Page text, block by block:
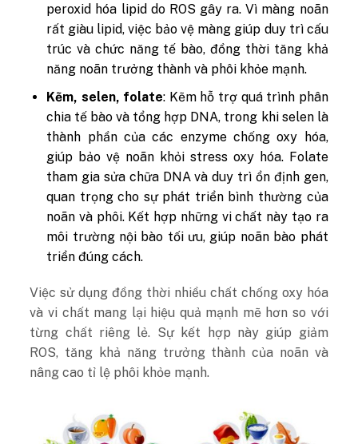
peroxid hóa lipid do ROS gây ra. Vì màng noãn
rất giàu lipid, việc bảo vệ màng giúp duy trì cấu
trúc và chức năng tế bào, đồng thời tăng khả
năng noãn trưởng thành và phôi khỏe mạnh.
Kẽm, selen, folate: Kẽm hỗ trợ quá trình phân
chia tế bào và tổng hợp DNA, trong khi selen là
thành phần của các enzyme chống oxy hóa,
giúp bảo vệ noãn khỏi stress oxy hóa. Folate
tham gia sửa chữa DNA và duy trì ổn định gen,
quan trọng cho sự phát triển bình thường của
noãn và phôi. Kết hợp những vi chất này tạo ra
môi trường nội bào tối ưu, giúp noãn bào phát
triển đúng cách.
Việc sử dụng đồng thời nhiều chất chống oxy hóa
và vi chất mang lại hiệu quả mạnh mẽ hơn so với
từng chất riêng lẻ. Sự kết hợp này giúp giảm
ROS, tăng khả năng trưởng thành của noãn và
nâng cao tỉ lệ phôi khỏe mạnh.